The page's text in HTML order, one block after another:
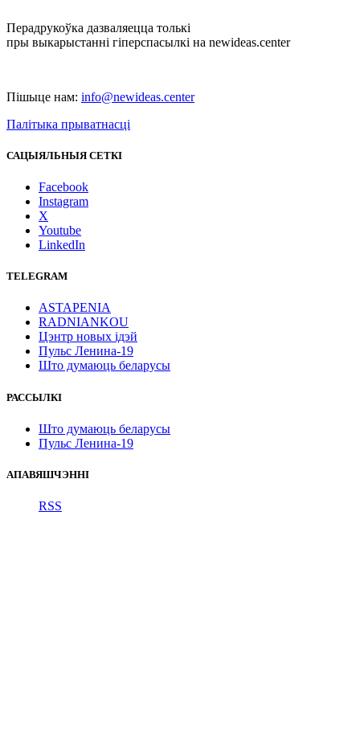
Перадрукоўка дазваляецца толькі
пры выкарыстанні гіперспасылкі на newideas.center
Пішыце нам: info@newideas.center
Палітыка прыватнасці
САЦЫЯЛЬНЫЯ СЕТКІ
Facebook
Instagram
X
Youtube
LinkedIn
TELEGRAM
ASTAPENIA
RADNIANKOU
Цэнтр новых ідэй
Пульс Ленина-19
Што думаюць беларусы
РАССЫЛКІ
Што думаюць беларусы
Пульс Ленина-19
АПАВЯШЧЭННІ
RSS